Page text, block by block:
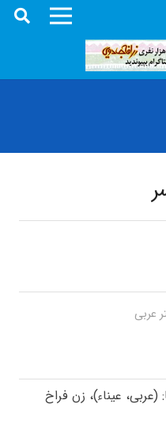
عربی
عیناء)، زن فراخ